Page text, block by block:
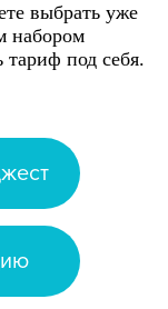
выбрать уже
набором
под себя.